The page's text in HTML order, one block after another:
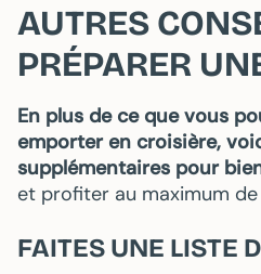
AUTRES
PRÉPARER
En plus de ce que vous
emporter en croisière,
supplémentaires pour
et profiter au maximum
FAITES UNE LISTE